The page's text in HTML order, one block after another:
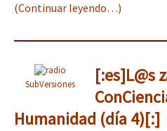
(Continuar leyendo…)
SubVersiones
[:es]L@s
Humanidad (día 4)[:]